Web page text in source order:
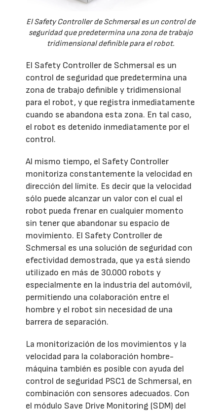
El Safety Controller de Schmersal es un control de
seguridad que predetermina una zona de trabajo
tridimensional definible para el robot.
El Safety Controller de Schmersal es un
control de seguridad que predetermina una
zona de trabajo definible y tridimensional
para el robot, y que registra inmediatamente
cuando se abandona esta zona. En tal caso,
el robot es detenido inmediatamente por el
control.
Al mismo tiempo, el Safety Controller
monitoriza constantemente la velocidad en
dirección del límite. Es decir que la velocidad
sólo puede alcanzar un valor con el cual el
robot pueda frenar en cualquier momento
sin tener que abandonar su espacio de
movimiento. El Safety Controller de
Schmersal es una solución de seguridad con
efectividad demostrada, que ya está siendo
utilizado en más de 30.000 robots y
especialmente en la industria del automóvil,
permitiendo una colaboración entre el
hombre y el robot sin necesidad de una
barrera de separación.
La monitorización de los movimientos y la
velocidad para la colaboración hombre-
máquina también es posible con ayuda del
control de seguridad PSC1 de Schmersal, en
combinación con sensores adecuados. Con
el módulo Save Drive Monitoring (SDM) del